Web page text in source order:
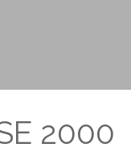
2000